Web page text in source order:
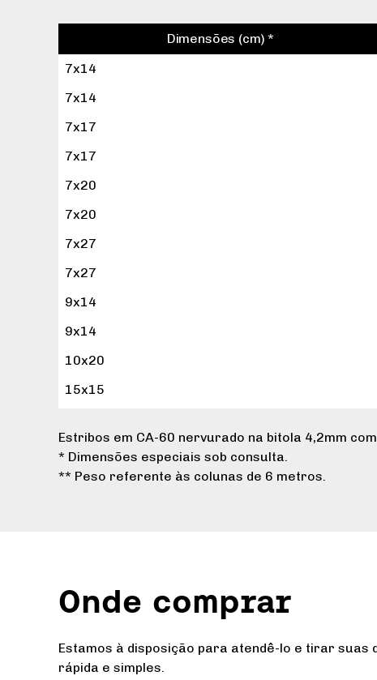
Dimensões (cm) *
7x14
7x14
7x17
7x17
7x20
7x20
7x27
7x27
9x14
9x14
10x20
15x15
Estribos em CA-60 nervurado na bitola 4,2mm
* Dimensões especiais sob consulta.
** Peso referente às colunas de 6 metros.
Onde comprar
Estamos à disposição para atendê-lo e tirar suas
rápida e simples.